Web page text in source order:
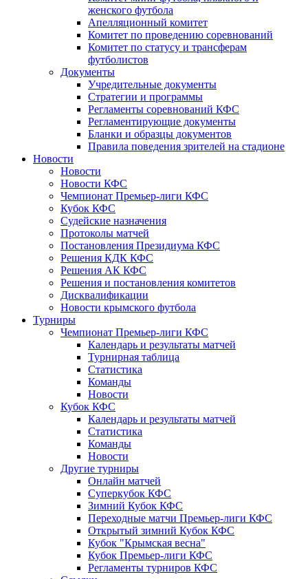
женского футбола
Апелляционный комитет
Комитет по проведению соревнований
Комитет по статусу и трансферам
футболистов
Документы
Учредительные документы
Стратегии и программы
Регламенты соревнований КФС
Регламентирующие документы
Бланки и образцы документов
Правила поведения зрителей на стадионе
Новости
Новости
Новости КФС
Чемпионат Премьер-лиги КФС
Кубок КФС
Судейские назначения
Протоколы матчей
Постановления Президиума КФС
Решения КДК КФС
Решения АК КФС
Решения и постановления комитетов
Дисквалификации
Новости крымского футбола
Турниры
Чемпионат Премьер-лиги КФС
Календарь и результаты матчей
Турнирная таблица
Статистика
Команды
Новости
Кубок КФС
Календарь и результаты матчей
Статистика
Команды
Новости
Другие турниры
Онлайн матчей
Суперкубок КФС
Зимний Кубок КФС
Переходные матчи Премьер-лиги КФС
Открытый зимний Кубок КФС
Кубок "Крымская весна"
Кубок Премьер-лиги КФС
Регламенты турниров КФС